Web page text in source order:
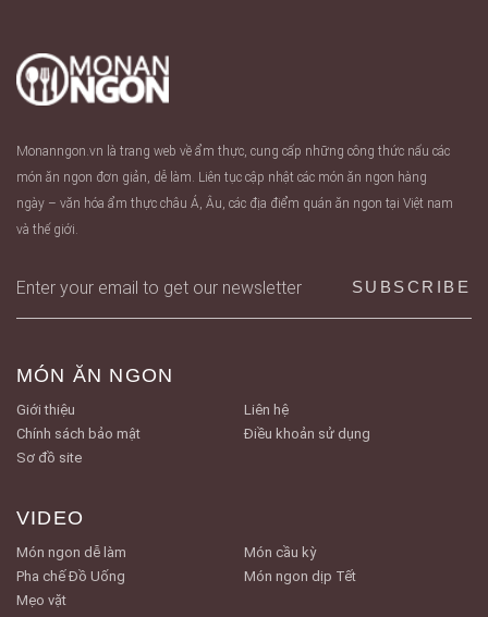
Monanngon.vn là trang web về ẩm thực, cung cấp những công thức nấu các
món ăn ngon đơn giản, dễ làm. Liên tục cập nhật các món ăn ngon hàng
ngày – văn hóa ẩm thực châu Á, Âu, các địa điểm quán ăn ngon tại Việt nam
và thế giới.
MÓN ĂN NGON
Giới thiệu
Liên hệ
Chính sách bảo mật
Điều khoản sử dụng
Sơ đồ site
VIDEO
Món ngon dễ làm
Món cầu kỳ
Pha chế Đồ Uống
Món ngon dịp Tết
Mẹo vặt